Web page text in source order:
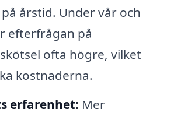
årstid. Under vår och
efterfrågan på
ofta högre, vilket
kostnaderna.
erfarenhet: Mer